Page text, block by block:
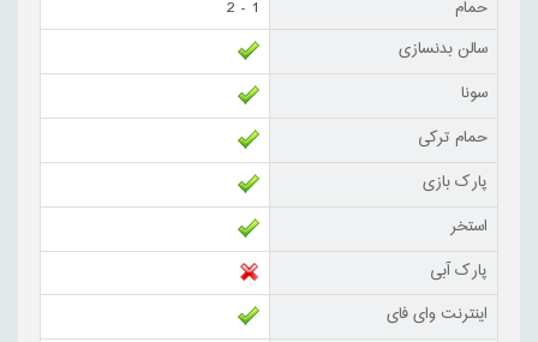
حمام
1 - 2
سالن بدنسازی
سونا
حمام ترکی
پارک بازی
استخر
پارک آبی
اینترنت وای فای